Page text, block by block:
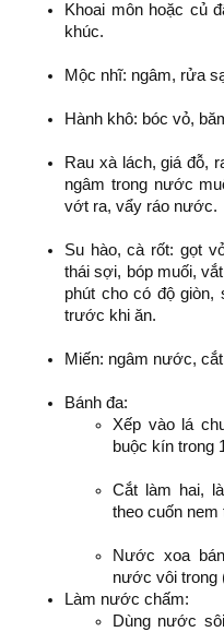
Khoai môn hoặc củ
khúc.
Mộc nhĩ: ngâm, rửa
Hành khô: bóc vỏ,
Rau xà lách, giá đỗ,
ngâm trong nước
vớt ra, vẩy ráo nước.
Su hào, cà rốt: gọt
thái sợi, bóp muối,
phút cho có độ
trước khi ăn.
Miến: ngâm nước,
Bánh đa:
Xếp vào lá
buộc kín trong
Cắt làm hai,
theo cuốn nem
Nước xoa
nước vôi trong
Làm nước chấm:
Dùng nước